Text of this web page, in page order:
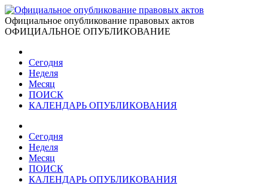
Официальное опубликование правовых актов
ОФИЦИАЛЬНОЕ ОПУБЛИКОВАНИЕ
Сегодня
Неделя
Месяц
ПОИСК
КАЛЕНДАРЬ ОПУБЛИКОВАНИЯ
Сегодня
Неделя
Месяц
ПОИСК
КАЛЕНДАРЬ ОПУБЛИКОВАНИЯ